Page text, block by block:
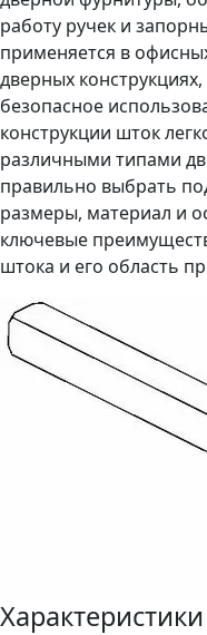
работу ручек и
применяется в
дверных
безопасное
конструкции шток
различными типами
правильно выбрать
размеры, материал и
ключевые
штока и его область